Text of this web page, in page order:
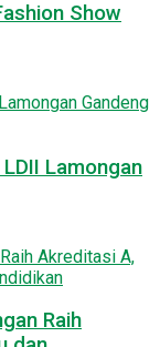
Show
Lamongan
Raih